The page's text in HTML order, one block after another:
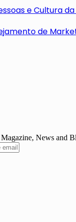
e Cultura
de
News